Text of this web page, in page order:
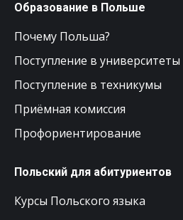
Образование в Польше
Почему Польша?
Поступление в университеты
Поступление в техникумы
Приёмная комиссия
Профориентирование
Польский для абитуриентов
Курсы Польского языка